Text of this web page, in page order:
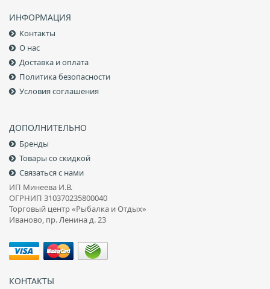
ИНФОРМАЦИЯ
Контакты
О нас
Доставка и оплата
Политика безопасности
Условия соглашения
ДОПОЛНИТЕЛЬНО
Бренды
Товары со скидкой
Связаться с нами
ИП Минеева И.В.
ОГРНИП 310370235800040
Торговый центр «Рыбалка и Отдых»
Иваново, пр. Ленина д. 23
КОНТАКТЫ